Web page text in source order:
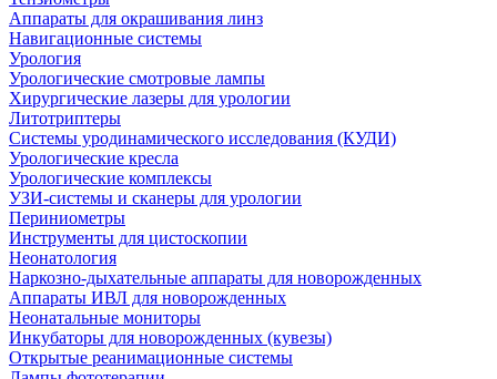
Аппараты для окрашивания линз
Навигационные системы
Урология
Урологические смотровые лампы
Хирургические лазеры для урологии
Литотриптеры
Системы уродинамического исследования (КУДИ)
Урологические кресла
Урологические комплексы
УЗИ-системы и сканеры для урологии
Периниометры
Инструменты для цистоскопии
Неонатология
Наркозно-дыхательные аппараты для новорожденных
Аппараты ИВЛ для новорожденных
Неонатальные мониторы
Инкубаторы для новорожденных (кувезы)
Открытые реанимационные системы